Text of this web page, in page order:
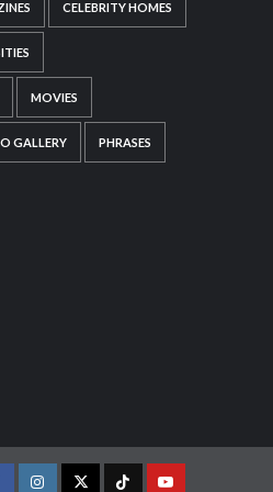
CELEBRITY HOMES
MOVIES
GALLERY PHRASES